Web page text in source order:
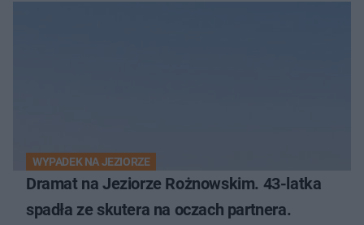
WYPADEK NA JEZIORZE
Dramat na Jeziorze Rożnowskim. 43-latka
spadła ze skutera na oczach partnera.